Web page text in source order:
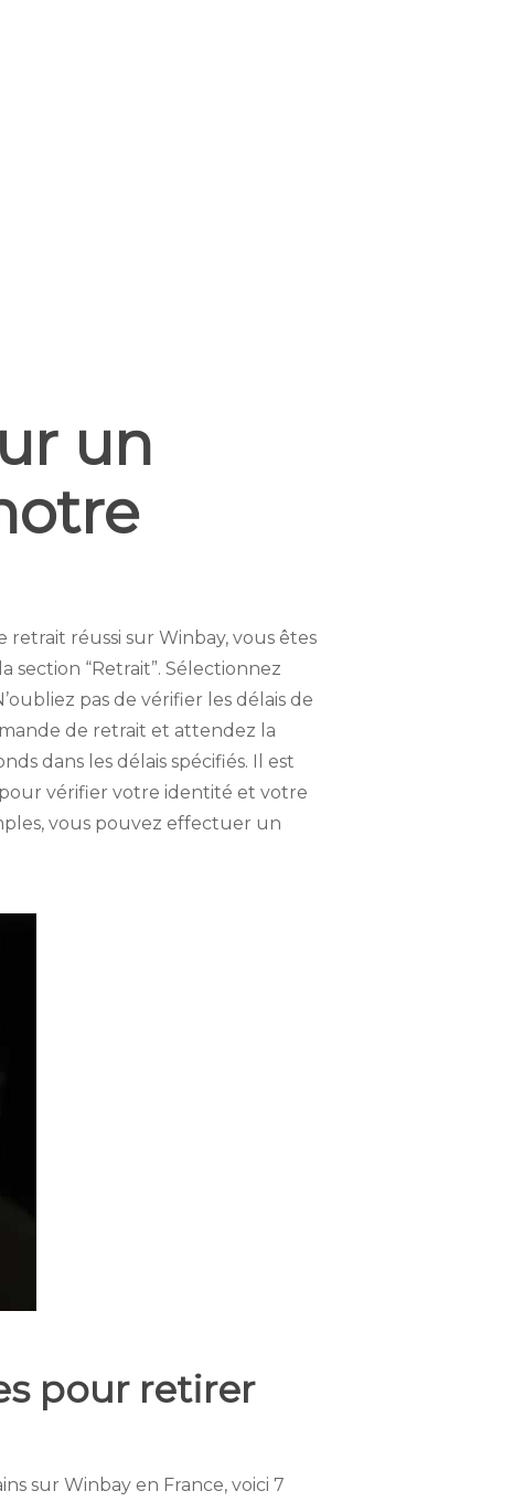
un
réussi sur Winbay, vous êtes
“Retrait”. Sélectionnez
pas de vérifier les délais de
de retrait et attendez la
dans les délais spécifiés. Il est
vérifier votre identité et votre
vous pouvez effectuer un
pour retirer
sur Winbay en France, voici 7